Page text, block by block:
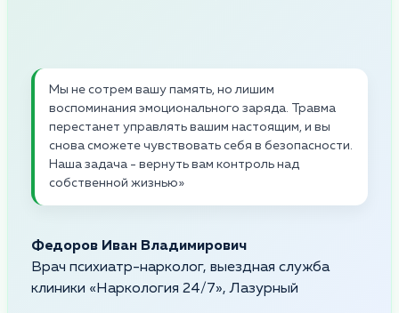
Мы не сотрем вашу память, но лишим
воспоминания эмоционального заряда. Травма
перестанет управлять вашим настоящим, и вы
снова сможете чувствовать себя в безопасности.
Наша задача - вернуть вам контроль над
собственной жизнью»
Федоров Иван Владимирович
Врач психиатр-нарколог, выездная служба
клиники «Наркология 24/7», Лазурный